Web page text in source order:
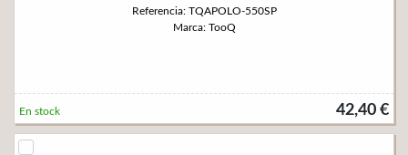
Referencia: TQAPOLO-550SP
Marca: TooQ
42,40 €
En stock